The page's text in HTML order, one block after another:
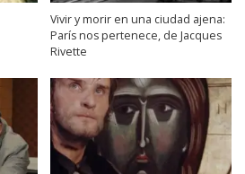
Vivir y morir en una ciudad ajena:
París nos pertenece, de Jacques
Rivette